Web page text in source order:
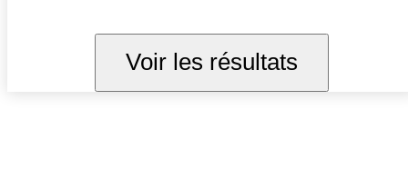
Voir les résultats